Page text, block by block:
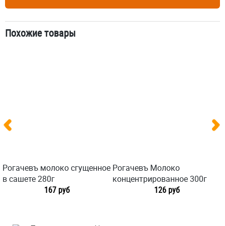
Похожие товары
Рогачевъ молоко сгущенное
в сашете 280г
167 руб
Рогачевъ Молоко
концентрированное 300г
126 руб